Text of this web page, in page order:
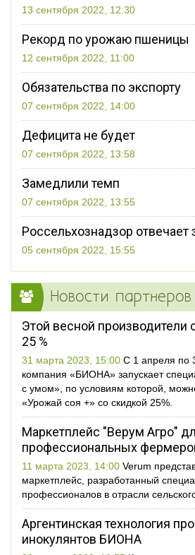
13 сентября 2022, 12:30
Рекорд по урожаю пшеницы
12 сентября 2022, 11:00
Обязательства по экспорту
07 сентября 2022, 14:00
Дефицита не будет
07 сентября 2022, 13:58
Замедлили темп
07 сентября 2022, 13:55
Россельхознадзор отвечает
05 сентября 2022, 15:55
Новости партнеров
Этой весной производители
25 %
31 марта 2023, 15:00 С 1 апреля по
компания «БИОНА» запускает
с умом», по условиям которой,
«Урожай соя +» со скидкой 25%.
Маркетплейс "Верум Агро"
профессиональных
11 марта 2023, 14:00 Verum
маркетплейс, разработанный
профессионалов в отрасли
Аргентинская технология
инокулянтов БИОНА